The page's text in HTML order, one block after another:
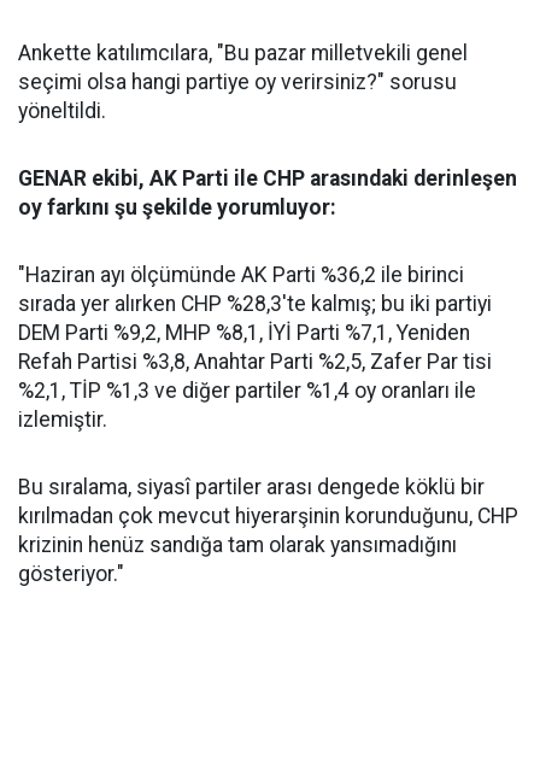
Ankette katılımcılara, "Bu pazar milletvekili genel
seçimi olsa hangi partiye oy verirsiniz?" sorusu
yöneltildi.
GENAR ekibi, AK Parti ile CHP arasındaki derinleşen
oy farkını şu şekilde yorumluyor:
"Haziran ayı ölçümünde AK Parti %36,2 ile birinci
sırada yer alırken CHP %28,3'te kalmış; bu iki partiyi
DEM Parti %9,2, MHP %8,1, İYİ Parti %7,1, Yeniden
Refah Partisi %3,8, Anahtar Parti %2,5, Zafer Par tisi
%2,1, TİP %1,3 ve diğer partiler %1,4 oy oranları ile
izlemiştir.
Bu sıralama, siyasî partiler arası dengede köklü bir
kırılmadan çok mevcut hiyerarşinin korunduğunu, CHP
krizinin henüz sandığa tam olarak yansımadığını
gösteriyor."